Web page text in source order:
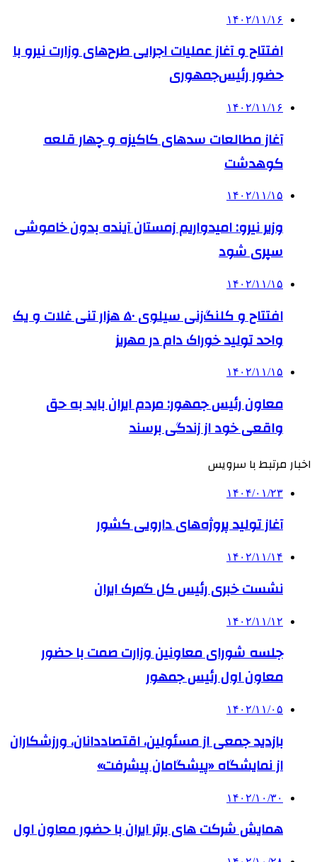
۱۴۰۲/۱۱/۱۶
افتتاح و آغاز عملیات اجرایی طرح‌های وزارت نیرو با
حضور رئیس‌جمهوری
۱۴۰۲/۱۱/۱۶
آغاز مطالعات سدهای کاکیزه و چهار قلعه
کوهدشت
۱۴۰۲/۱۱/۱۵
وزیر نیرو: امیدواریم زمستان آینده بدون خاموشی
سپری شود
۱۴۰۲/۱۱/۱۵
افتتاح و کلنگ‌زنی سیلوی ۵۰ هزار تنی غلات و یک
واحد تولید خوراک دام در مهریز
۱۴۰۲/۱۱/۱۵
معاون رئیس جمهور: مردم ایران باید به حق
واقعی خود از زندگی برسند
اخبار مرتبط با سرویس
۱۴۰۴/۰۱/۲۳
آغاز تولید پروژه‌های دارویی کشور
۱۴۰۲/۱۱/۱۴
نشست خبری رئیس کل گمرک ایران
۱۴۰۲/۱۱/۱۲
جلسه شورای معاونین وزارت صمت با حضور
معاون اول رئیس جمهور
۱۴۰۲/۱۱/۰۵
بازدید جمعی از مسئولین، اقتصاددانان، ورزشکاران
از نمایشگاه «پیشگامان پیشرفت»
۱۴۰۲/۱۰/۳۰
همایش شرکت های برتر ایران با حضور معاون اول